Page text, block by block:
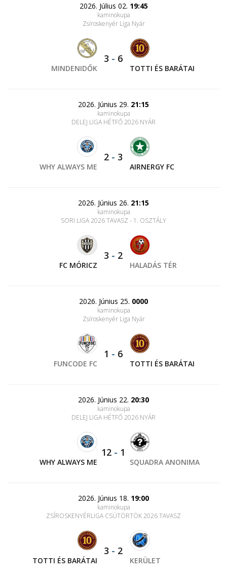
2026. Július 02. 19:45
kaminokupa
Zsíroskenyér Liga Nyár
MINDENIDŐK
3 - 6
TOTTI ÉS BARÁTAI
2026. Június 29. 21:15
kaminokupa
DELEJ LIGA HÉTFŐ 2026 NYÁR
WHY ALWAYS ME
2 - 3
AIRNERGY FC
2026. Június 26. 21:15
kaminokupa
SORI LIGA 2026 TAVASZ - 1. OSZTÁLY
FC MÓRICZ
3 - 2
HALADÁS TÉR
2026. Június 25. 0000
kaminokupa
Zsíroskenyér Liga Nyár
FUNCODE FC
1 - 6
TOTTI ÉS BARÁTAI
2026. Június 22. 20:30
kaminokupa
DELEJ LIGA HÉTFŐ 2026 NYÁR
WHY ALWAYS ME
12 - 1
SQUADRA ANONIMA
2026. Június 18. 19:00
kaminokupa
ZSÍROSKENYÉRLIGA CSÜTÖRTÖK 2026 TAVASZ
TOTTI ÉS BARÁTAI
3 - 2
KERÜLET